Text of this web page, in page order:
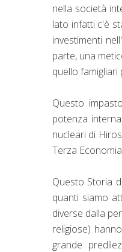
nella società
lato infatti c'è
investimenti
parte, una
quello
Questo
potenza
nucleari di
Terza
Questo Storia
quanti siamo
diverse dalla
religiose)
grande